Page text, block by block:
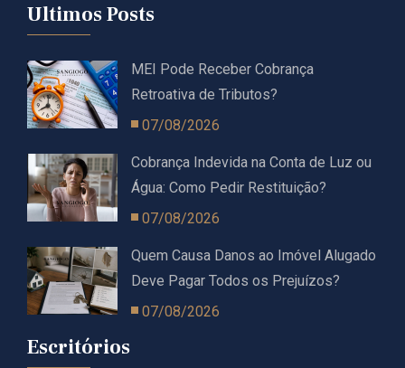
Ultimos Posts
MEI Pode Receber Cobrança
Retroativa de Tributos?
07/08/2026
Cobrança Indevida na Conta de Luz ou
Água: Como Pedir Restituição?
07/08/2026
Quem Causa Danos ao Imóvel Alugado
Deve Pagar Todos os Prejuízos?
07/08/2026
Escritórios